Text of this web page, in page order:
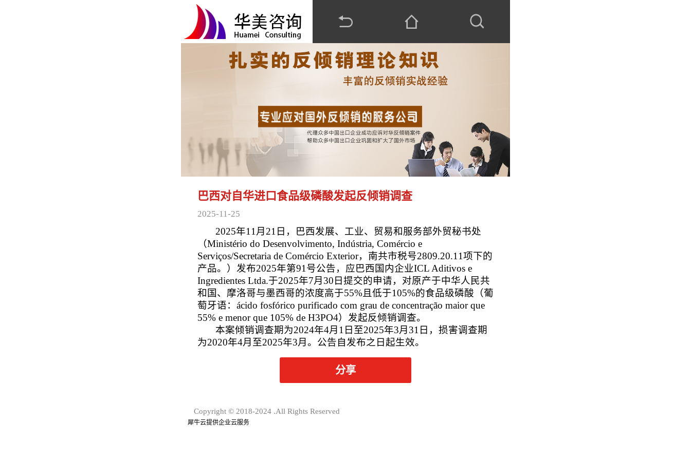
巴西对自华进口食品级磷酸发起反倾销调查
2025-11-25
2025年11月21日，巴西发展、工业、贸易和服务部外贸秘书处
（Ministério do Desenvolvimento, Indústria, Comércio e
Serviços/Secretaria de Comércio Exterior， 南共市税号2809.20.11项下的
产品。 ）发布2025年第91号公告，应巴西国内企业ICL Aditivos e
Ingredientes Ltda.于2025年7月30日提交的申请，对原产于中华人民共
和国、摩洛哥与墨西哥的浓度高于55%且低于105%的食品级磷酸（葡
萄牙语：ácido fosfórico purificado com grau de concentração maior que
55% e menor que 105% de H3PO4）发起反倾销调查。
本案倾销调查期为2024年4月1日至2025年3月31日，损害调查期
为2020年4月至2025年3月。公告自发布之日起生效。
分享
Copyright © 2018-2024 .All Rights Reserved
犀牛云提供企业云服务